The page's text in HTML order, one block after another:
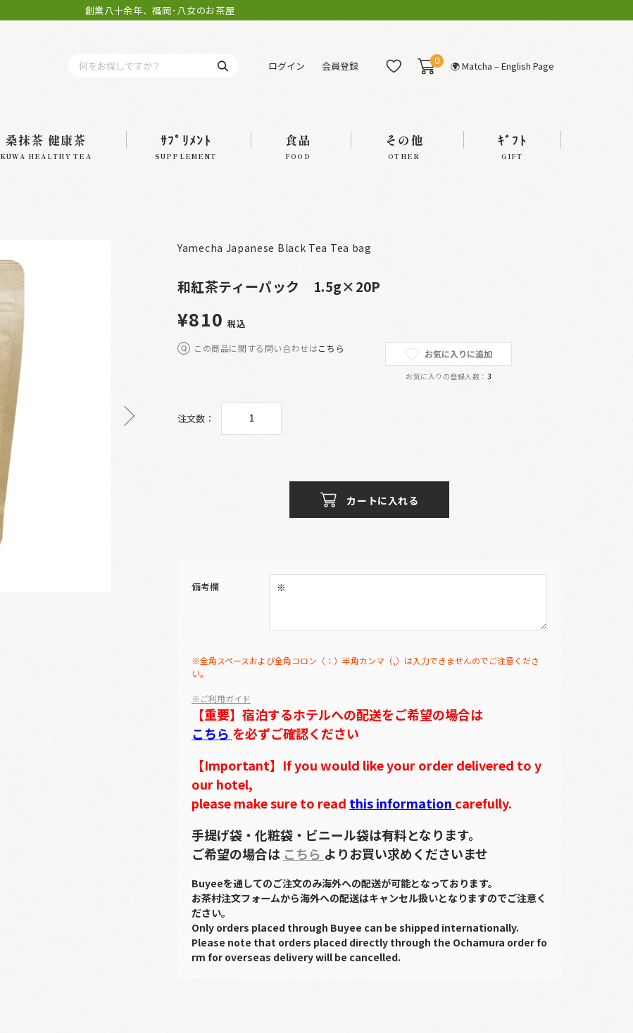
創業八十余年、福岡･八女のお茶屋
ログイン 会員登録 0 🌍 Matcha – English Page
桑抹茶 健康茶
KUWA HEALTHY TEA
ｻﾌﾟﾘﾒﾝﾄ
SUPPLEMENT
食品
FOOD
その他
OTHER
ｷﾞﾌﾄ
GIFT
Yamecha Japanese Black Tea Tea bag
和紅茶ティーパック 1.5g×20P
¥810 税込
この商品に関する問い合わせはこちら お気に入りに追加
お気に入りの登録人数： 3
注文数：
カートに入れる
備考欄
※全角スペースおよび全角コロン（：）半角カンマ（,）は入力できませんのでご注意くださ
い。
※ご利用ガイド
【重要】宿泊するホテルへの配送をご希望の場合は
こちら を必ずご確認ください
【Important】If you would like your order delivered to y
our hotel,
please make sure to read this information carefully.
手提げ袋・化粧袋・ビニール袋は有料となります。
ご希望の場合は こちら よりお買い求めくださいませ
Buyeeを通してのご注文のみ海外への配送が可能となっております。
お茶村注文フォームから海外への配送はキャンセル扱いとなりますのでご注意く
ださい。
Only orders placed through Buyee can be shipped internationally.
Please note that orders placed directly through the Ochamura order fo
rm for overseas delivery will be cancelled.